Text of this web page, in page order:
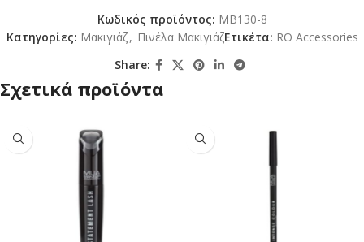
Κωδικός προϊόντος: MB130-8
Κατηγορίες: Mακιγιάζ, Πινέλα ΜακιγιάζΕτικέτα: RO Accessories
Share:
Σχετικά προϊόντα